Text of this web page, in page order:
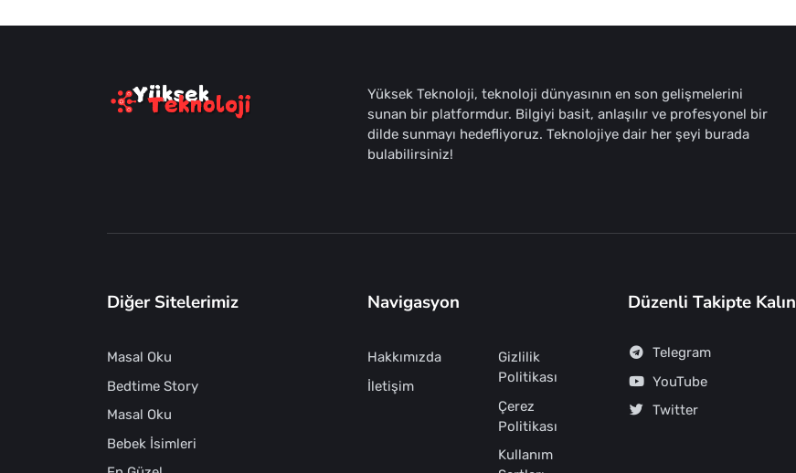
Yüksek Teknoloji, teknoloji dünyasının en son gelişmelerini
sunan bir platformdur. Bilgiyi basit, anlaşılır ve profesyonel bir
dilde sunmayı hedefliyoruz. Teknolojiye dair her şeyi burada
bulabilirsiniz!
Diğer Sitelerimiz
Masal Oku
Bedtime Story
Masal Oku
Bebek İsimleri
Navigasyon
Hakkımızda
İletişim
Gizlilik
Politikası
Çerez
Politikası
Kullanım
Düzenli Takipte Kalın
Telegram
YouTube
Twitter